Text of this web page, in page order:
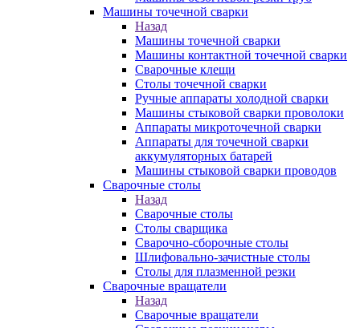
Машины точечной сварки
Назад
Машины точечной сварки
Машины контактной точечной сварки
Сварочные клещи
Столы точечной сварки
Ручные аппараты холодной сварки
Машины стыковой сварки проволоки
Аппараты микроточечной сварки
Аппараты для точечной сварки
аккумуляторных батарей
Машины стыковой сварки проводов
Сварочные столы
Назад
Сварочные столы
Столы сварщика
Сварочно-сборочные столы
Шлифовально-зачистные столы
Столы для плазменной резки
Сварочные вращатели
Назад
Сварочные вращатели